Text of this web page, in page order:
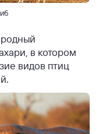
в котором
видов птиц